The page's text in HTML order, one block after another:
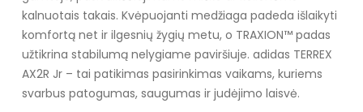
kalnuotais takais. Kvėpuojanti medžiaga padeda išlaikyti
komfortą net ir ilgesnių žygių metu, o TRAXION™ padas
užtikrina stabilumą nelygiame paviršiuje. adidas TERREX
AX2R Jr – tai patikimas pasirinkimas vaikams, kuriems
svarbus patogumas, saugumas ir judėjimo laisvė.